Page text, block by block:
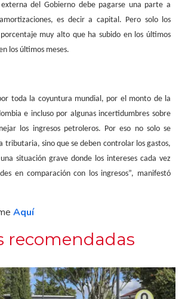
del Gobierno debe pagarse una parte a
es decir a capital. Pero solo los
muy alto que ha subido en los últimos
los últimos meses.
toda la coyuntura mundial, por el monto de la
e incluso por algunas incertidumbres sobre
los ingresos petroleros. Por eso no solo se
tributaria, sino que se deben controlar los gastos,
situación grave donde los intereses cada vez
en comparación con los ingresos”, manifestó
Aquí
recomendadas